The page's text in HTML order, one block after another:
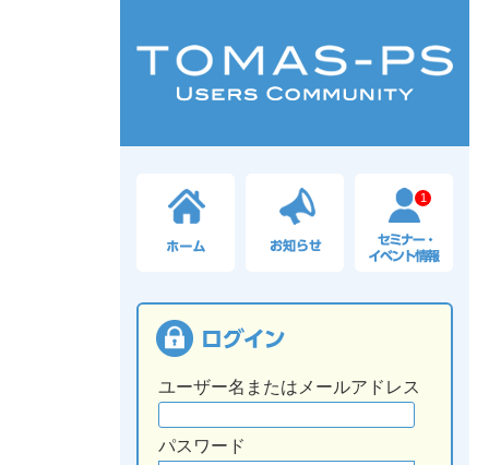
1
ユーザー名またはメールアドレス
パスワード